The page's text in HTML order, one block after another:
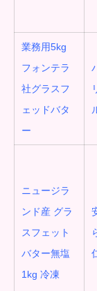
業務用5kg
フォンテラ
社グラスフ
ェッドバタ
ー
ニュージラ
ンド産 グラ
スフェット
バター無塩
1kg 冷凍